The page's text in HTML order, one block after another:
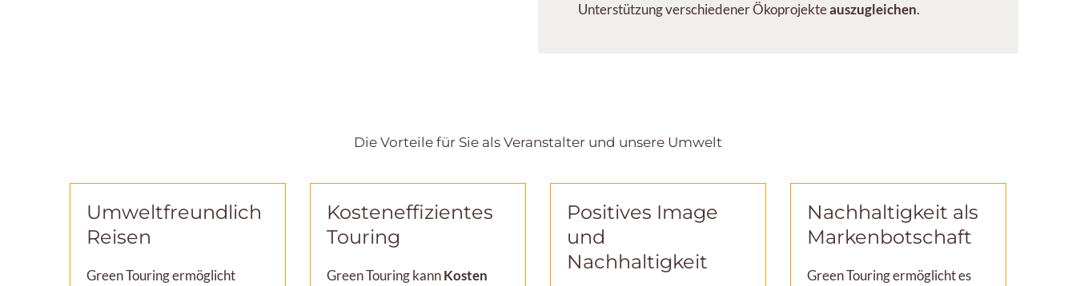
Unterstützung verschiedener Ökoprojekteauszugleichen.
Die Vorteile für Sie als Veranstalter und unsere Umwelt
Umweltfreundlich
Reisen
Green Touring ermöglicht
Kosteneffizientes
Touring
Green Touring kannKosten
Positives Image
und
Nachhaltigkeit
Nachhaltigkeit als
Markenbotschaft
Green Touring ermöglicht es